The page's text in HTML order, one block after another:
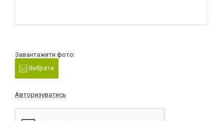
Завантажити фото:
Вибрати
Авторизуватись